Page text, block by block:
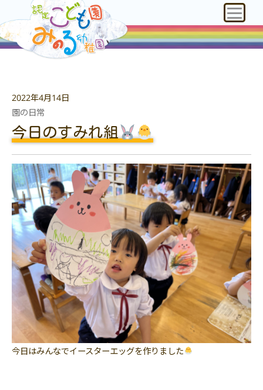
2022年4月14日
園の日常
今日のすみれ組
今日はみんなでイースターエッグを作りました